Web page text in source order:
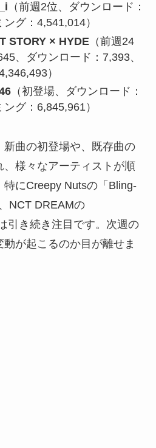
（前週2位、ダウンロード：
グ：4,541,014）
STORY × HYDE（前週24
、ダウンロード：7,393、
）
（初登場、ダウンロード：
グ：6,845,961）
曲の初登場や、既存曲の
様々なアーティストが順
にCreepy Nutsの「Bling-
NCT DREAMの
引き続き注目です。次週の
が起こるのか目が離せま